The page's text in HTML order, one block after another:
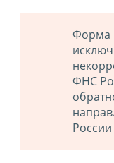
Форма
ФНС